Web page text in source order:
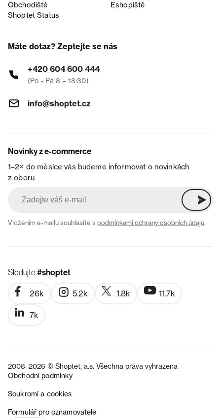
Obchodiště
Eshopiště
Shoptet Status
Máte dotaz? Zeptejte se nás
+420 604 600 444
(Po - Pá 8 – 18:30)
info@shoptet.cz
Novinky z e-commerce
1–2× do měsíce vás budeme informovat o novinkách
z oboru
Vložením e-mailu souhlasíte spodmínkami ochrany osobních údajů.
Sledujte#shoptet
26k 5.2k 1.8k 11.7k
7k
2008–2026 © Shoptet, a.s. Všechna práva vyhrazena
Obchodní podmínky
Soukromí a cookies
Formulář pro oznamovatele